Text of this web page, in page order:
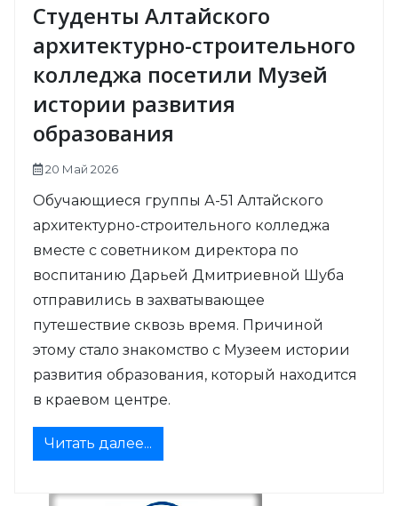
Студенты Алтайского
архитектурно-строительного
колледжа посетили Музей
истории развития
образования
20 Май 2026
Обучающиеся группы А-51 Алтайского
архитектурно-строительного колледжа
вместе с советником директора по
воспитанию Дарьей Дмитриевной Шуба
отправились в захватывающее
путешествие сквозь время. Причиной
этому стало знакомство с Музеем истории
развития образования, который находится
в краевом центре.
Читать далее...